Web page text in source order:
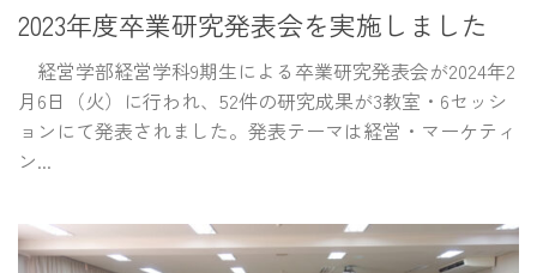
2023年度卒業研究発表会を実施しました
経営学部経営学科9期生による卒業研究発表会が2024年2
月6日（火）に行われ、52件の研究成果が3教室・6セッシ
ョンにて発表されました。発表テーマは経営・マーケティ
ン...